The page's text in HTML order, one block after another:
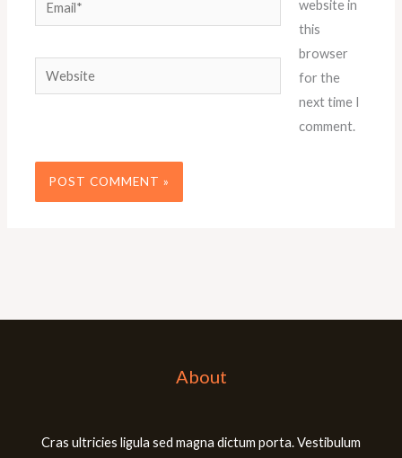
Website
website in
this
browser
for the
next time I
comment.
About
Cras ultricies ligula sed magna dictum porta. Vestibulum